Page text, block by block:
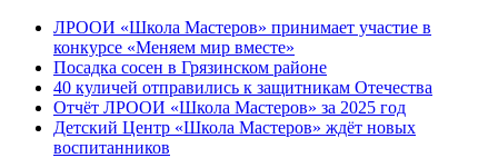
ЛРООИ «Школа Мастеров» принимает участие в
конкурсе «Меняем мир вместе»
Посадка сосен в Грязинском районе
40 куличей отправились к защитникам Отечества
Отчёт ЛРООИ «Школа Мастеров» за 2025 год
Детский Центр «Школа Мастеров» ждёт новых
воспитанников